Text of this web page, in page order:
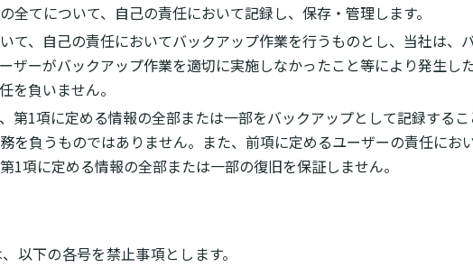
全てについて、自己の責任において記録し、保存・管理します。
て、自己の責任においてバックアップ作業を行うものとし、当社は、
ザーがバックアップ作業を適切に実施しなかったこと等により発生し
を負いません。
第1項に定める情報の全部または一部をバックアップとして記録する
を負うものではありません。また、前項に定めるユーザーの責任にお
1項に定める情報の全部または一部の復旧を保証しません。
以下の各号を禁止事項とします。